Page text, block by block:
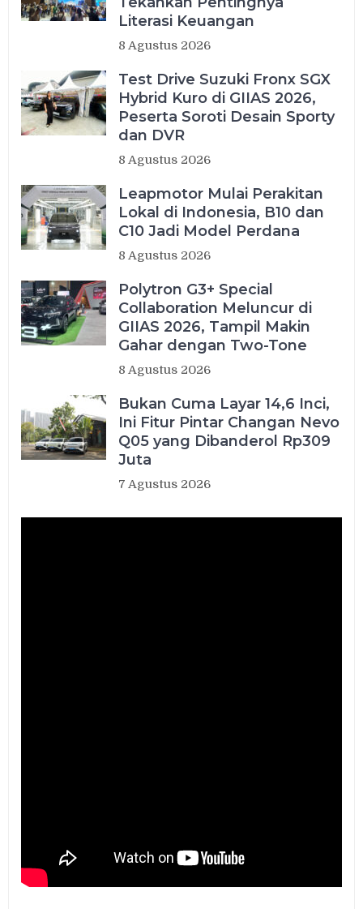
Literasi Keuangan
8 Agustus 2026
Test Drive Suzuki Fronx SGX
Hybrid Kuro di GIIAS 2026,
Peserta Soroti Desain Sporty
dan DVR
8 Agustus 2026
Leapmotor Mulai Perakitan
Lokal di Indonesia, B10 dan
C10 Jadi Model Perdana
8 Agustus 2026
Polytron G3+ Special
Collaboration Meluncur di
GIIAS 2026, Tampil Makin
Gahar dengan Two-Tone
8 Agustus 2026
Bukan Cuma Layar 14,6 Inci,
Ini Fitur Pintar Changan Nevo
Q05 yang Dibanderol Rp309
Juta
7 Agustus 2026